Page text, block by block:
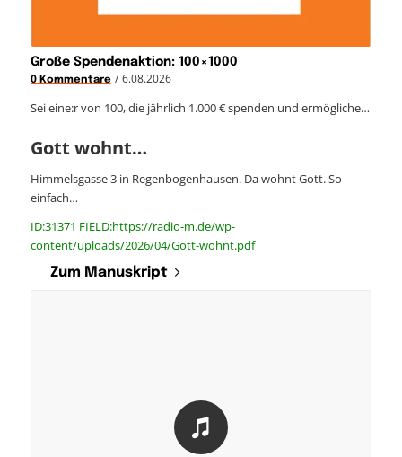
Große Spendenaktion: 100×1000
0 Kommentare / 6.08.2026
Sei eine:r von 100, die jährlich 1.000 € spenden und ermögliche…
Gott wohnt…
Himmelsgasse 3 in Regenbogenhausen. Da wohnt Gott. So
einfach…
ID:31371 FIELD:https://radio-m.de/wp-
content/uploads/2026/04/Gott-wohnt.pdf
Zum Manuskript